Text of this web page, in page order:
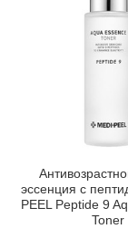
эссенция с
PEEL Peptide 9
Toner